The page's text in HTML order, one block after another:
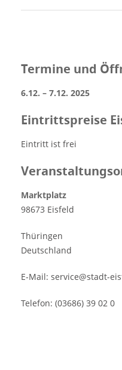
Termine und
6.12. – 7.12. 2025
Eintrittspreise
Eintritt ist frei
Marktplatz
98673 Eisfeld
Thüringen
Deutschland
E-Mail: service@stadt-
Telefon: (03686) 39 02 0